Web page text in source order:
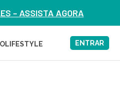
– ASSISTA AGORA
LIFESTYLE ENTRAR